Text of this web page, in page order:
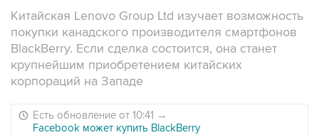
Китайская Lenovo Group Ltd изучает возможность
покупки канадского производителя смартфонов
BlackBerry. Если сделка состоится, она станет
крупнейшим приобретением китайских
корпораций на Западе
Есть обновление от 10:41 →
Facebook может купить BlackBerry